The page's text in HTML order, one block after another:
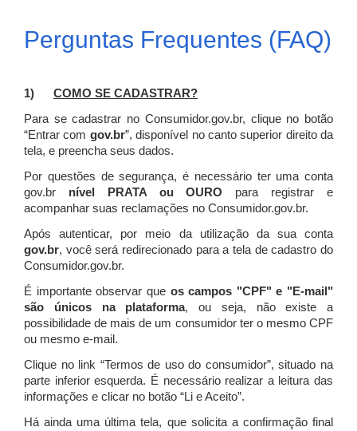
Perguntas Frequentes (FAQ)
1) COMO SE CADASTRAR?
Para se cadastrar no Consumidor.gov.br, clique no botão
“Entrar com gov.br”, disponível no canto superior direito da
tela, e preencha seus dados.
Por questões de segurança, é necessário ter uma conta
gov.br nível PRATA ou OURO para registrar e
acompanhar suas reclamações no Consumidor.gov.br.
Após autenticar, por meio da utilização da sua conta
gov.br, você será redirecionado para a tela de cadastro do
Consumidor.gov.br.
É importante observar que os campos "CPF" e "E-mail"
são únicos na plataforma, ou seja, não existe a
possibilidade de mais de um consumidor ter o mesmo CPF
ou mesmo e-mail.
Clique no link “Termos de uso do consumidor”, situado na
parte inferior esquerda. É necessário realizar a leitura das
informações e clicar no botão “Li e Aceito”.
Há ainda uma última tela, que solicita a confirmação final